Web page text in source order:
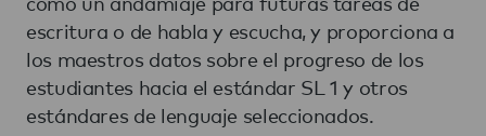
escritura o de habla y escucha, y proporciona a
los maestros datos sobre el progreso de los
estudiantes hacia el estándar SL 1 y otros
estándares de lenguaje seleccionados.